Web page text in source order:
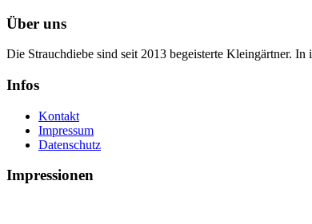
Über uns
Die Strauchdiebe sind seit 2013 begeisterte Kleingärtner.
Infos
Kontakt
Impressum
Datenschutz
Impressionen